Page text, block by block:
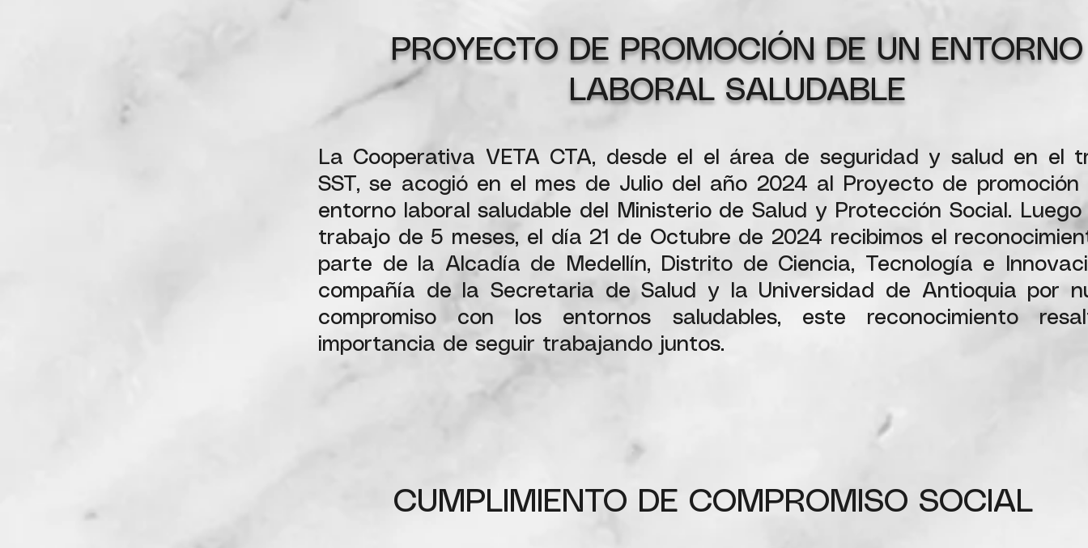
PROYECTO DE PROMOCIÓN DE UN ENTORNO
LABORAL SALUDABLE
La Cooperativa VETA CTA, desde el el área de seguridad y salud en el
SST, se acogió en el mes de Julio del año 2024 al Proyecto de promoción
entorno laboral saludable del Ministerio de Salud y Protección Social.
trabajo de 5 meses, el día 21 de Octubre de 2024 recibimos el
parte de la Alcadía de Medellín, Distrito de Ciencia, Tecnología e
compañía de la Secretaria de Salud y la Universidad de Antioquia por
compromiso con los entornos saludables, este reconocimiento
importancia de seguir trabajando juntos.
CUMPLIMIENTO DE COMPROMISO SOCIAL